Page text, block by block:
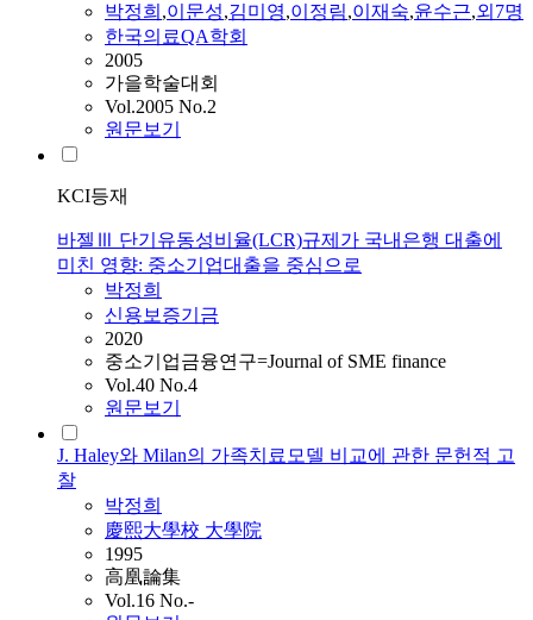
박정희 ,이문성,김미영,이정림,이재숙,윤수근,외7명
한국의료QA학회
2005
가을학술대회
Vol.2005 No.2
원문보기
KCI등재
바젤Ⅲ 단기유동성비율(LCR)규제가 국내은행 대출에
미친 영향: 중소기업대출을 중심으로
박정희
신용보증기금
2020
중소기업금융연구=Journal of SME finance
Vol.40 No.4
원문보기
J. Haley와 Milan의 가족치료모델 비교에 관한 문헌적 고
찰
박정희
慶熙大學校 大學院
1995
高凰論集
Vol.16 No.-